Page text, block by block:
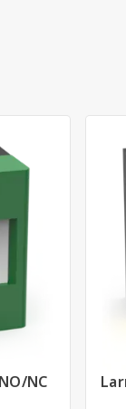
material
lösning
NC